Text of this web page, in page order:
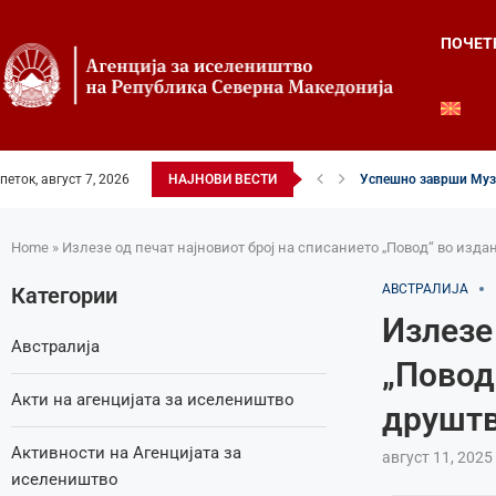
петок, август 7, 2026 НАЈНОВИ ВЕСТИ Успешно заврши
Home » Излезе од печат најновиот број на списанието „Повод“ во
АВСТРАЛИЈА
август 11, 2025
Категории
Австралија
Акти на агенцијата за иселеништво
Активности на Агенцијата за
иселеништво